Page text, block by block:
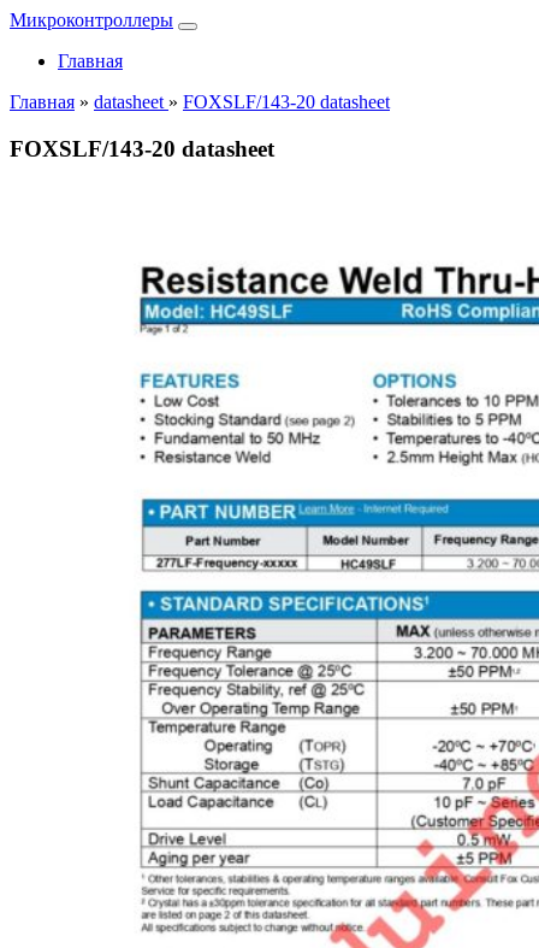
Микроконтроллеры
Главная
Главная » datasheet » FOXSLF/143-20 datasheet
FOXSLF/143-20 datasheet